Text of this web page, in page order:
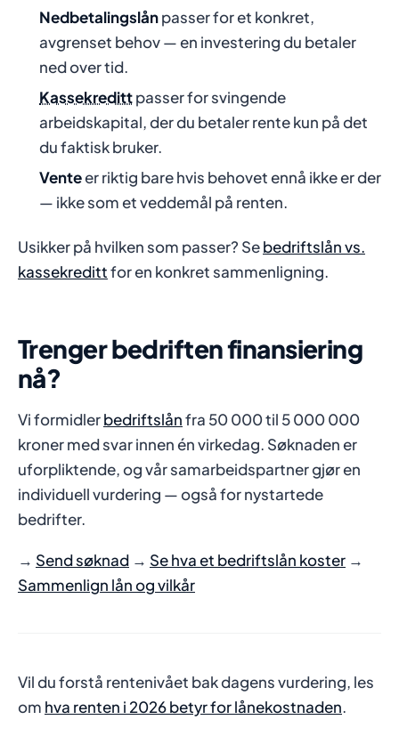
Nedbetalingslånpasser for et konkret,
avgrenset behov — en investering du betaler
ned over tid.
Kassekredittpasser for svingende
arbeidskapital, der du betaler rente kun på det
du faktisk bruker.
Venteer riktig bare hvis behovet ennå ikke er der
— ikke som et veddemål på renten.
Usikker på hvilken som passer? Sebedriftslån vs.
kassekredittfor en konkret sammenligning.
Trenger bedriften finansiering
nå?
Vi formidlerbedriftslånfra 50 000 til 5 000 000
kroner med svar innen én virkedag. Søknaden er
uforpliktende, og vår samarbeidspartner gjør en
individuell vurdering — også for nystartede
bedrifter.
→ Send søknad → Se hva et bedriftslån koster →
Sammenlign lån og vilkår
Vil du forstå rentenivået bak dagens vurdering, les
om hva renten i 2026 betyr for lånekostnaden.